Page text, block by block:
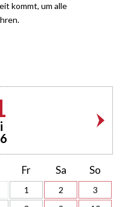
kommt, um alle
Fr Sa So
1 2
3